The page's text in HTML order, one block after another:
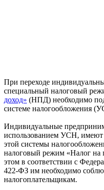
При переходе
специальный налоговый
доход» (НПД) необходимо
системе налогообложения
Индивидуальные
использованием УСН, имеют
этой системы
налоговый режим «Налог на
этом в соответствии с
422-ФЗ им необходимо
налогоплательщикам.